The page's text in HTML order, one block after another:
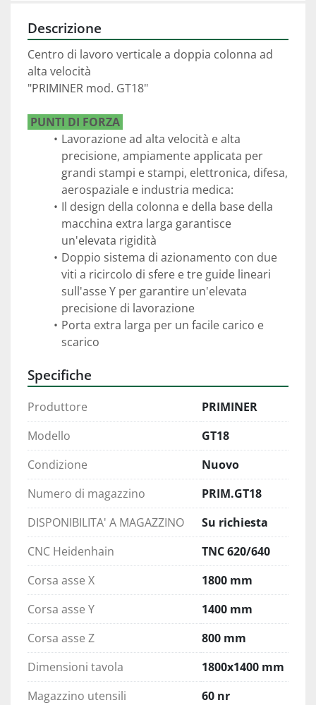
Descrizione
Centro di lavoro verticale a doppia colonna ad
alta velocità
"PRIMINER mod. GT18"
PUNTI DI FORZA
Lavorazione ad alta velocità e alta
precisione, ampiamente applicata per
grandi stampi e stampi, elettronica, difesa,
aerospaziale e industria medica:
Il design della colonna e della base della
macchina extra larga garantisce
un'elevata rigidità
Doppio sistema di azionamento con due
viti a ricircolo di sfere e tre guide lineari
sull'asse Y per garantire un'elevata
precisione di lavorazione
Porta extra larga per un facile carico e
Specifiche
Produttore
PRIMINER
Modello
GT18
Condizione
Nuovo
Numero di magazzino
PRIM.GT18
DISPONIBILITA' A MAGAZZINO
Su richiesta
CNC Heidenhain
TNC 620/640
Corsa asse X
1800 mm
Corsa asse Y
1400 mm
Corsa asse Z
800 mm
Dimensioni tavola
1800x1400 mm
Magazzino utensili
60 nr